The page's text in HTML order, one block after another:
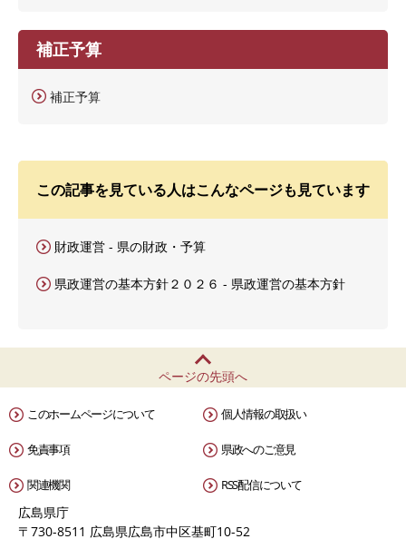
補正予算
補正予算
この記事を見ている人はこんなページも見ています
財政運営 - 県の財政・予算
県政運営の基本方針２０２６ - 県政運営の基本方針
ページの先頭へ
このホームページについて 個人情報の取扱い
免責事項 県政へのご意見
関連機関 RSS配信について
広島県庁
〒730-8511 広島県広島市中区基町10-52